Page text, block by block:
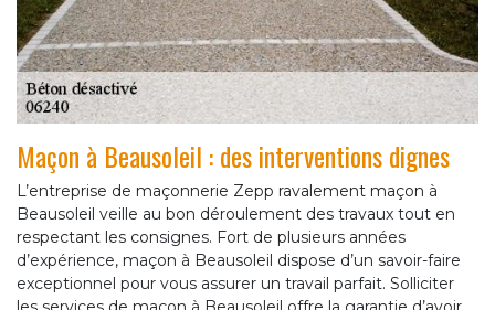
Maçon à Beausoleil : des interventions dignes
L’entreprise de maçonnerie Zepp ravalement maçon à
Beausoleil veille au bon déroulement des travaux tout en
respectant les consignes. Fort de plusieurs années
d’expérience, maçon à Beausoleil dispose d’un savoir-faire
exceptionnel pour vous assurer un travail parfait. Solliciter